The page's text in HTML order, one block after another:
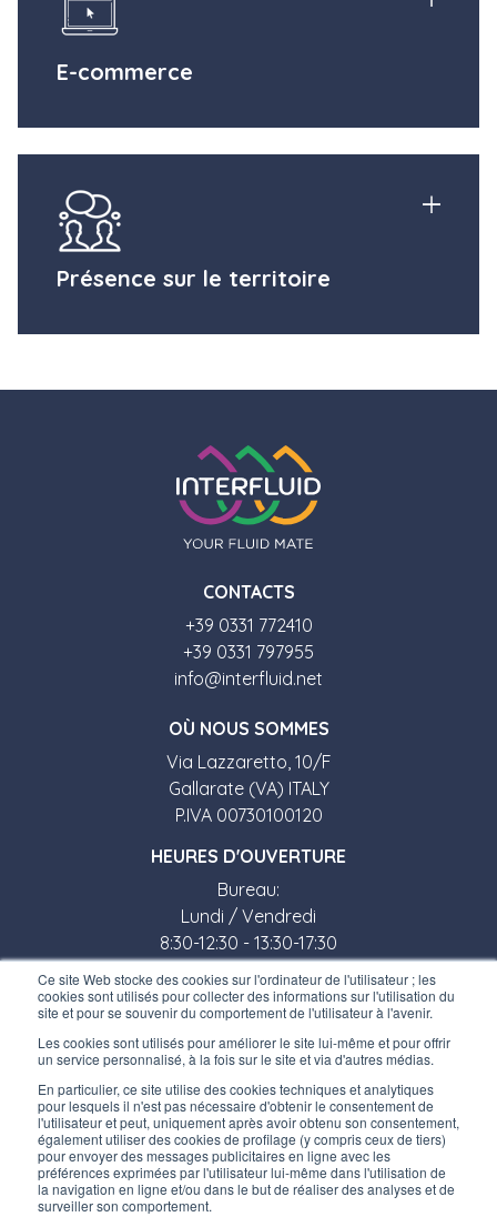
Ce site Web stocke des cookies sur l'ordinateur de l'utilisateur ; les
cookies sont utilisés pour collecter des informations sur l'utilisation du
site et pour se souvenir du comportement de l'utilisateur à l'avenir.
Les cookies sont utilisés pour améliorer le site lui-même et pour offrir
un service personnalisé, à la fois sur le site et via d'autres médias.
En particulier, ce site utilise des cookies techniques et analytiques
pour lesquels il n'est pas nécessaire d'obtenir le consentement de
l'utilisateur et peut, uniquement après avoir obtenu son consentement,
également utiliser des cookies de profilage (y compris ceux de tiers)
pour envoyer des messages publicitaires en ligne avec les
préférences exprimées par l'utilisateur lui-même dans l'utilisation de
la navigation en ligne et/ou dans le but de réaliser des analyses et de
surveiller son comportement.
E-commerce
Présence sur le territoire
CONTACTS
+39 0331 772410
+39 0331 797955
info@interfluid.net
OÙ NOUS SOMMES
Via Lazzaretto, 10/F
Gallarate (VA) ITALY
P.IVA 00730100120
HEURES D'OUVERTURE
Bureau:
Lundi / Vendredi
8:30-12:30 - 13:30-17:30
Magasin:
Lundi / Vendredi
8:30-12:00 - 13:30-17:00
LIENS UTILES
Inscrivez-vous à notre newsletter
Travaillez avec nous
Les emballages d’Interfluid